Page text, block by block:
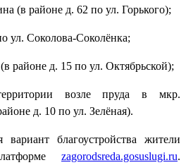
(в районе д. 62 по ул. Горького);
ул. Соколова-Соколёнка;
районе д. 15 по ул. Октябрьской);
территории возле пруда в мкр.
д. 10 по ул. Зелёная).
благоустройства жители
zagorodsreda.gosuslugi.ru.